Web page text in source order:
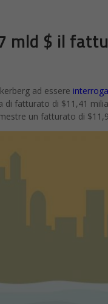
mld $ il
ad essere
fatturato di $11,41
un fatturato di